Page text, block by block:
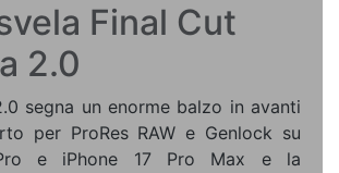
Final Cut
2.0
segna un enorme balzo in avanti
per ProRes RAW e Genlock su
e iPhone 17 Pro Max e la